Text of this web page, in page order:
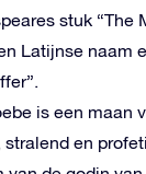
stuk “The
Latijnse naam
is een maan
stralend en